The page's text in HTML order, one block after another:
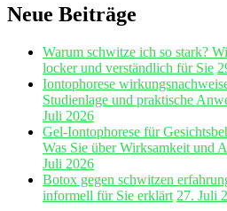
Neue Beiträge
Warum schwitze ich so stark?
locker und verständlich für Sie
Iontophorese
Studienlage und praktische
Juli 2026
Gel‑Iontophorese für
Was Sie über Wirksamkeit und
Juli 2026
Botox gegen schwitzen
informell für Sie erklärt 27. Juli